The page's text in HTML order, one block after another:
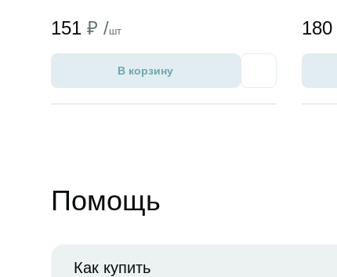
151 ₽ /шт
В корзину
180
Помощь
Как купить